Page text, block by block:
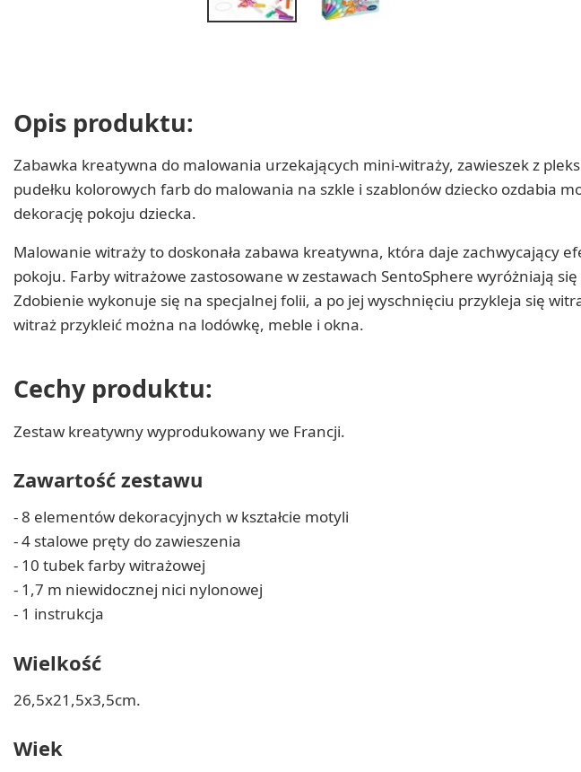
Opis produktu:
Zabawka kreatywna do malowania urzekających mini-witraży, zawieszek z
pudełku kolorowych farb do malowania na szkle i szablonów dziecko ozdabia
dekorację pokoju dziecka.
Malowanie witraży to doskonała zabawa kreatywna, która daje zachwycający
pokoju. Farby witrażowe zastosowane w zestawach SentoSphere wyróżniają
Zdobienie wykonuje się na specjalnej folii, a po jej wyschnięciu przykleja się
witraż przykleić można na lodówkę, meble i okna.
Cechy produktu:
Zestaw kreatywny wyprodukowany we Francji.
Zawartość zestawu
- 8 elementów dekoracyjnych w kształcie motyli
- 4 stalowe pręty do zawieszenia
- 10 tubek farby witrażowej
- 1,7 m niewidocznej nici nylonowej
- 1 instrukcja
Wielkość
26,5x21,5x3,5cm.
Wiek